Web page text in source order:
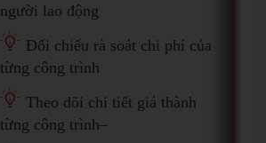
người lao động
Đối chiếu rà soát chi phí của
từng công trình
Theo dõi chi tiết giá thành
từng công trình–